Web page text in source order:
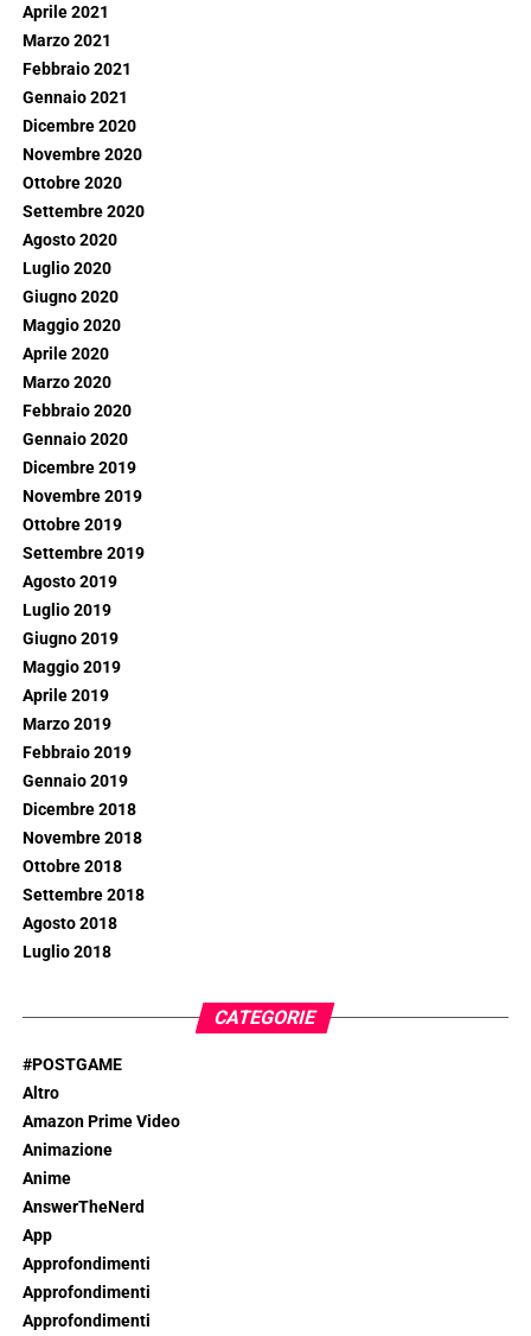
Aprile 2021
Marzo 2021
Febbraio 2021
Gennaio 2021
Dicembre 2020
Novembre 2020
Ottobre 2020
Settembre 2020
Agosto 2020
Luglio 2020
Giugno 2020
Maggio 2020
Aprile 2020
Marzo 2020
Febbraio 2020
Gennaio 2020
Dicembre 2019
Novembre 2019
Ottobre 2019
Settembre 2019
Agosto 2019
Luglio 2019
Giugno 2019
Maggio 2019
Aprile 2019
Marzo 2019
Febbraio 2019
Gennaio 2019
Dicembre 2018
Novembre 2018
Ottobre 2018
Settembre 2018
Agosto 2018
Luglio 2018
CATEGORIE
#POSTGAME
Altro
Amazon Prime Video
Animazione
Anime
AnswerTheNerd
App
Approfondimenti
Approfondimenti
Approfondimenti